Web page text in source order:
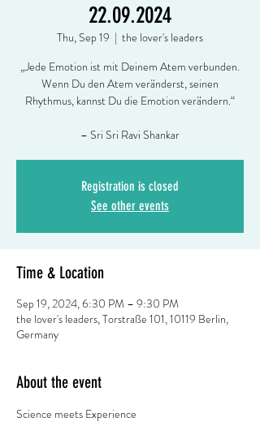
22.09.2024
Thu, Sep 19
  |
the lover's leaders
„Jede Emotion ist mit Deinem Atem verbunden.
Wenn Du den Atem veränderst, seinen
Rhythmus, kannst Du die Emotion verändern.“
– Sri Sri Ravi Shankar
Registration is closed
See other events
Time & Location
Sep 19, 2024, 6:30 PM – 9:30 PM
the lover's leaders, Torstraße 101, 10119 Berlin,
Germany
About the event